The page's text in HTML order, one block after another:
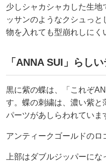
少しシャカシャカした生地
ッサンのようなクシュっ
物を入れても型崩れしにく
「ANNA SUI」らし
黒に紫の蝶は、「これぞ
す。蝶の刺繍は、濃い紫
パーツがあしらわれていま
アンティークゴールドのロ
上部はダブルジッパーに